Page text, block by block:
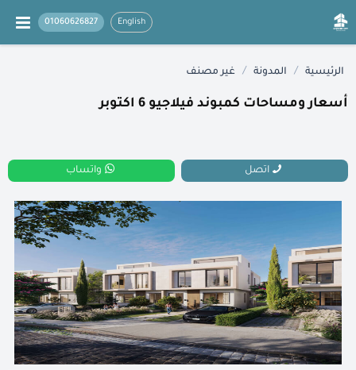
English
01060626827
الرئيسية / المدونة / غير مصنف
أسعار ومساحات كمبوند فيلاجيو 6 اكتوبر
اتصل واتساب